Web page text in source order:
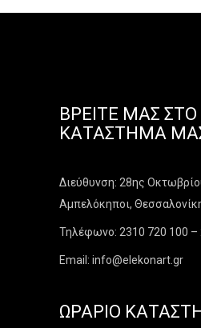
ΒΡΕΊΤΕ ΜΑΣ ΣΤΟ
ΚΑΤΆΣΤΗΜΑ
Διεύθυνση: 28ης
Αμπελόκηποι,
Τηλέφωνο: 2310 720 100 –
Email: info@elekonart.gr
ΩΡΆΡΙΟ